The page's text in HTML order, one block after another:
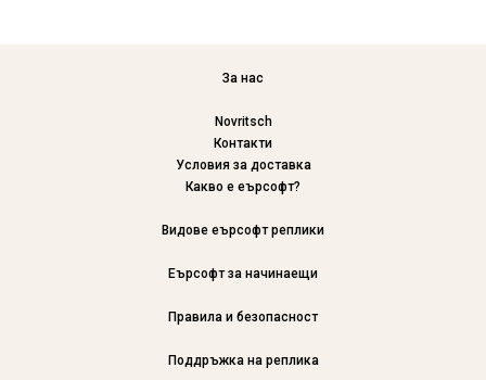
За нас
Novritsch
Контакти
Условия за доставка
Какво е еърсофт?
Видове еърсофт реплики
Еърсофт за начинаещи
Правила и безопасност
Поддръжка на реплика